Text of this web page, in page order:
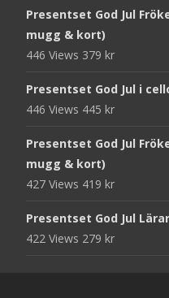
Presentset God Jul
mugg & kort)
446 Views 379 kr
Presentset God Jul i
446 Views 445 kr
Presentset God Jul
mugg & kort)
427 Views 419 kr
Presentset God Jul
422 Views 279 kr